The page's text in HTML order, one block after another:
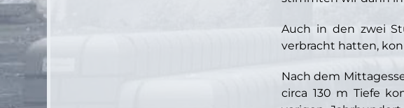
Auch in den zwei
verbracht hatten,
Nach dem
circa 130 m Tiefe